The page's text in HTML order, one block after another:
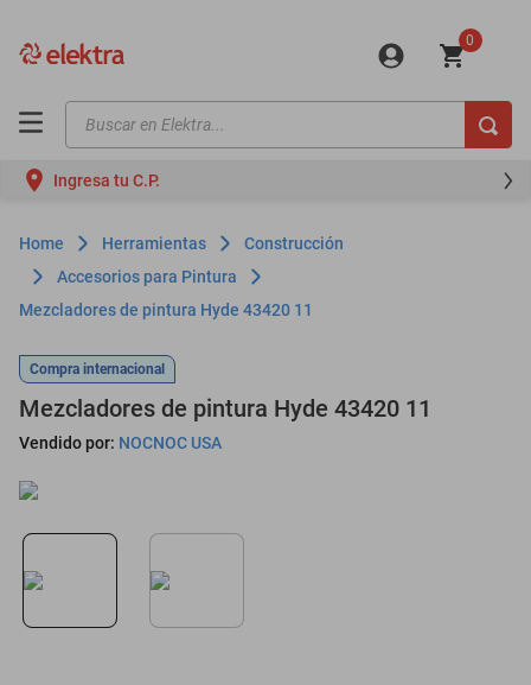
0
Buscar en Elektra...
Ingresa tu C.P.
Herramientas
Construcción
Accesorios para Pintura
Mezcladores de pintura Hyde 43420 11
Compra internacional
Mezcladores de pintura Hyde 43420 11
Vendido por: NOCNOC USA
motos
moto
celulares
iphones
refrigeradores
lavadoras
colchones